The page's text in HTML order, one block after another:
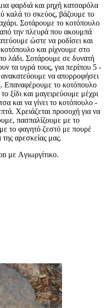
φαρδιά και ρηχή κατσαρόλα
καλά το σκεύος, βάζουμε το
Σοτάρουμε το κοτόπουλο
από την πλευρά που ακουμπά
ώστε να ροδίσει και
και ρίχνουμε στο
λάδι. Σοτάρουμε σε δυνατή
τα υγρά τους, για περίπου 5 -
να απορροφήσει
Επαναφέρουμε το κοτόπουλο
ξίδι και μαγειρεύουμε μέχρι
και να γίνει το κοτόπουλο -
Χρειάζεται προσοχή για να
πασπαλίζουμε με το
το φαγητό ζεστό με πουρέ
αρεσκείας μας.
με Aγιωργίτικο.